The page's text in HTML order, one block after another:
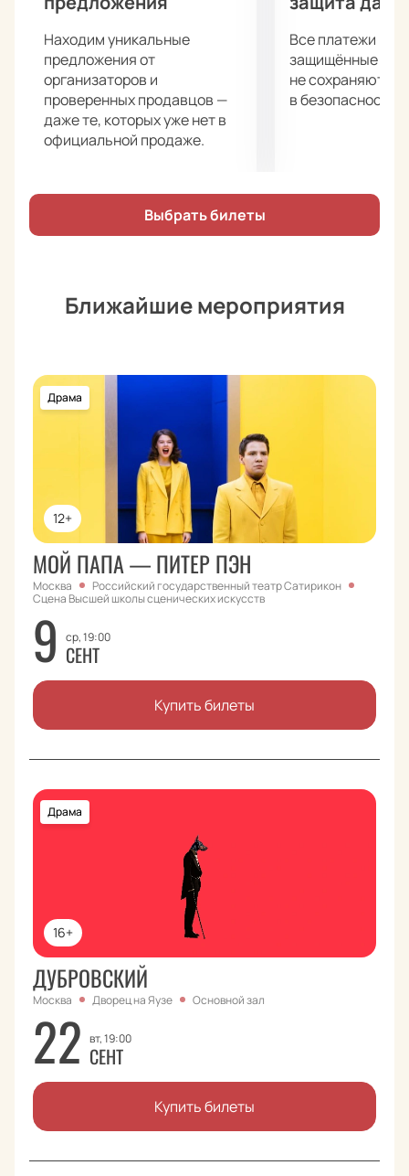
Находим уникальные
предложения от
организаторов и
проверенных продавцов —
даже те, которых уже нет в
официальной продаже.
Все платежи
защищённые
не сохраняются
в безопасности.
Выбрать билеты
Ближайшие мероприятия
12+
Драма
МОЙ ПАПА — ПИТЕР ПЭН
Москва
Российский государственный театр Сатирикон
Сцена Высшей школы сценических искусcтв
9 ср, 19:00
СЕНТ
Купить билеты
16+
Драма
ДУБРОВСКИЙ
Москва Дворец на Яузе Основной зал
22 вт, 19:00
СЕНТ
Купить билеты